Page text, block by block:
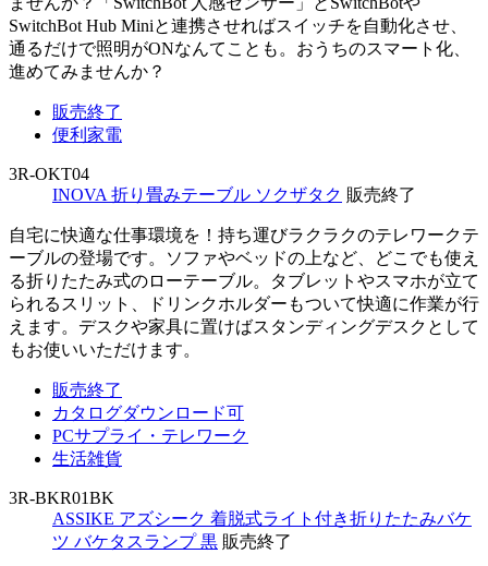
SwitchBot Hub Miniと連携させればスイッチを自動化させ、
通るだけで照明がONなんてことも。おうちのスマート化、
進めてみませんか？
販売終了
便利家電
3R-OKT04
INOVA 折り畳みテーブル ソクザタク 販売終了
自宅に快適な仕事環境を！持ち運びラクラクのテレワークテ
ーブルの登場です。ソファやベッドの上など、どこでも使え
る折りたたみ式のローテーブル。タブレットやスマホが立て
られるスリット、ドリンクホルダーもついて快適に作業が行
えます。デスクや家具に置けばスタンディングデスクとして
もお使いいただけます。
販売終了
カタログダウンロード可
PCサプライ・テレワーク
生活雑貨
3R-BKR01BK
ASSIKE アズシーク 着脱式ライト付き折りたたみバケ
ツ バケタスランプ 黒 販売終了